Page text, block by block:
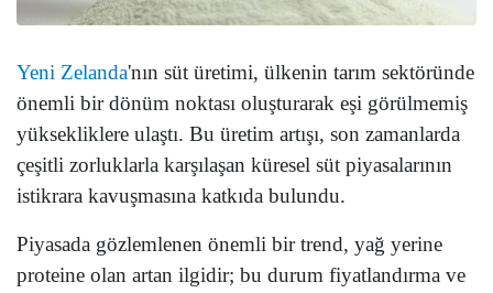
Yeni Zelanda'nın süt üretimi, ülkenin tarım sektöründe
önemli bir dönüm noktası oluşturarak eşi görülmemiş
yüksekliklere ulaştı. Bu üretim artışı, son zamanlarda
çeşitli zorluklarla karşılaşan küresel süt piyasalarının
istikrara kavuşmasına katkıda bulundu.
Piyasada gözlemlenen önemli bir trend, yağ yerine
proteine olan artan ilgidir; bu durum fiyatlandırma ve